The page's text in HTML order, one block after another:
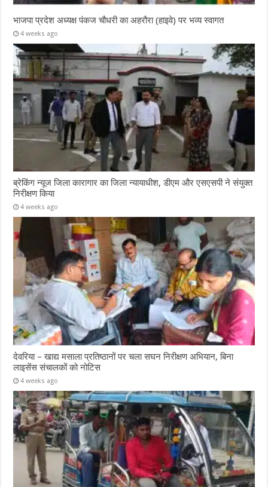
भाजपा प्रदेश अध्यक्ष पंकज चौधरी का अहरौरा (हाइवे) पर भव्य स्वागत
4 weeks ago
ब्रेकिंग न्यूज जिला कारागार का जिला न्यायाधीश, डीएम और एसएसपी ने संयुक्त
निरीक्षण किया
4 weeks ago
देवरिया – खाद्य मसाला प्रतिष्ठानों पर चला सघन निरीक्षण अभियान, बिना
लाइसेंस संचालकों को नोटिस
4 weeks ago